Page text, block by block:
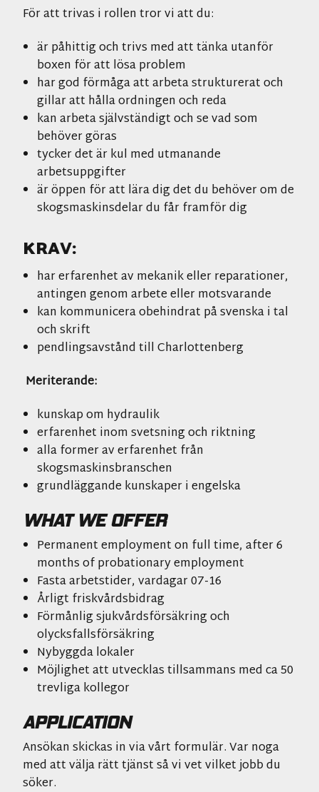
För att trivas i rollen tror vi att du:
är påhittig och trivs med att tänka utanför
boxen för att lösa problem
har god förmåga att arbeta strukturerat och
gillar att hålla ordningen och reda
kan arbeta självständigt och se vad som
behöver göras
tycker det är kul med utmanande
arbetsuppgifter
är öppen för att lära dig det du behöver om de
skogsmaskinsdelar du får framför dig
KRAV:
har erfarenhet av mekanik eller reparationer,
antingen genom arbete eller motsvarande
kan kommunicera obehindrat på svenska i tal
och skrift
pendlingsavstånd till Charlottenberg
Meriterande:
kunskap om hydraulik
erfarenhet inom svetsning och riktning
alla former av erfarenhet från
skogsmaskinsbranschen
grundläggande kunskaper i engelska
WHAT WE OFFER
Permanent employment on full time, after 6
months of probationary employment
Fasta arbetstider, vardagar 07-16
Årligt friskvårdsbidrag
Förmånlig sjukvårdsförsäkring och
olycksfallsförsäkring
Nybyggda lokaler
Möjlighet att utvecklas tillsammans med ca 50
trevliga kollegor
APPLICATION
Ansökan skickas in via vårt formulär. Var noga
med att välja rätt tjänst så vi vet vilket jobb du
söker.